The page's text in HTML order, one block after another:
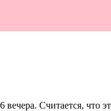
Считается, что